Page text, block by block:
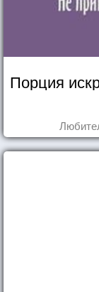
Порция